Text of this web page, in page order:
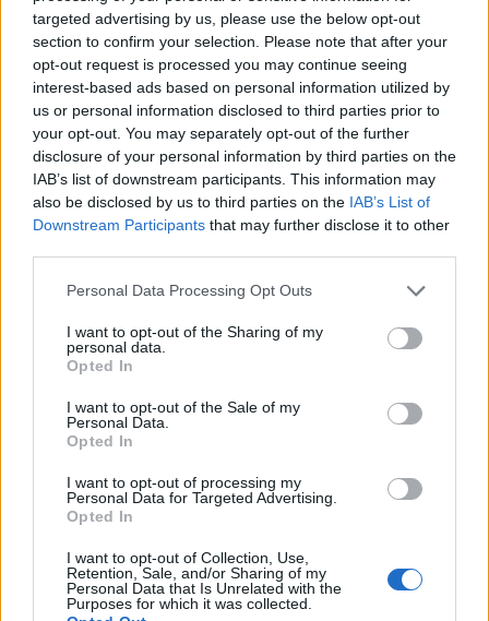
targeted advertising by us, please use the below opt-out
section to confirm your selection. Please note that after your
opt-out request is processed you may continue seeing
interest-based ads based on personal information utilized by
us or personal information disclosed to third parties prior to
your opt-out. You may separately opt-out of the further
disclosure of your personal information by third parties on the
IAB’s list of downstream participants. This information may
also be disclosed by us to third parties on the IAB’s List of
Downstream Participants that may further disclose it to other
Please note that this website/app uses one or more Google
not limited to your visit or usage behaviour. You may click to
grant or deny consent to Google and its third-party tags to
use your data for below specified purposes in below Google
consent section.
Personal Data Processing Opt Outs
I want to opt-out of the Sharing of my
personal data.
Opted In
I want to opt-out of the Sale of my
Personal Data.
Opted In
I want to opt-out of processing my
Personal Data for Targeted Advertising.
Opted In
I want to opt-out of Collection, Use,
Retention, Sale, and/or Sharing of my
Personal Data that Is Unrelated with the
Purposes for which it was collected.